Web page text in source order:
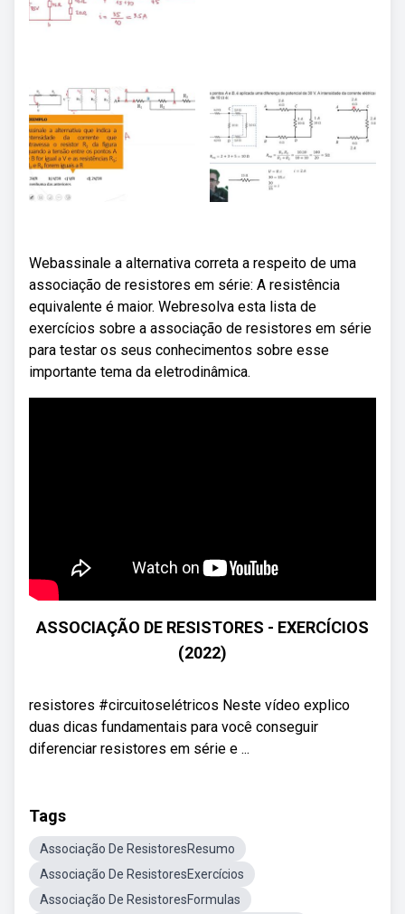
Webassinale a alternativa correta a respeito de uma
associação de resistores em série: A resistência
equivalente é maior. Webresolva esta lista de
exercícios sobre a associação de resistores em série
para testar os seus conhecimentos sobre esse
importante tema da eletrodinâmica.
ASSOCIAÇÃO DE RESISTORES - EXERCÍCIOS
(2022)
resistores #circuitoselétricos Neste vídeo explico
duas dicas fundamentais para você conseguir
diferenciar resistores em série e ...
Tags
Associação De ResistoresResumo
Associação De ResistoresExercícios
Associação De ResistoresFormulas